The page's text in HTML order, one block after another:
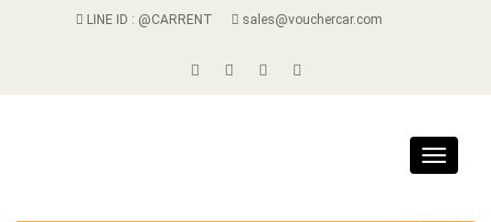
LINE ID : @CARRENT sales@vouchercar.com
Toggle